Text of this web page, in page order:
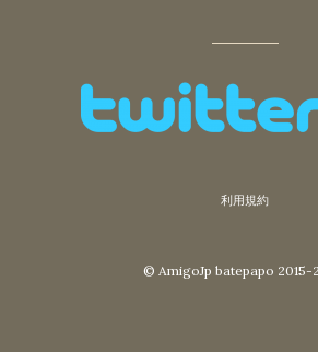
利用規約
© AmigoJp batepapo 2015-